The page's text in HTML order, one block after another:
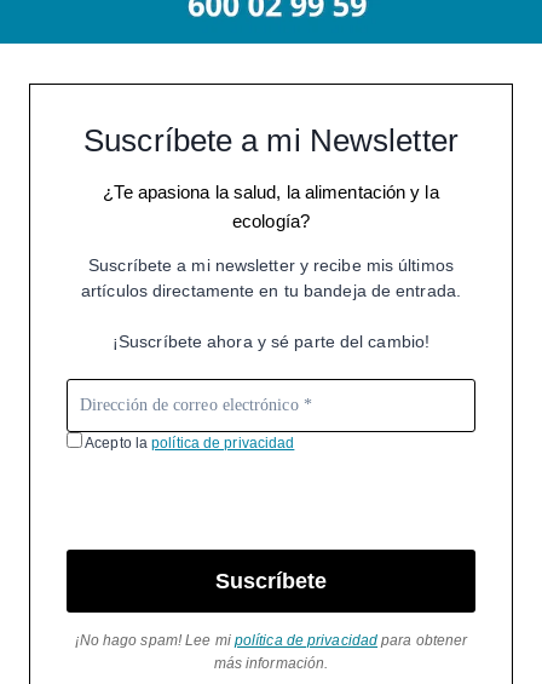
Suscríbete a mi Newsletter
¿Te apasiona la salud, la alimentación y la
ecología?
Suscríbete a mi newsletter y recibe mis últimos
artículos directamente en tu bandeja de entrada.
¡Suscríbete ahora y sé parte del cambio!
Acepto lapolítica de privacidad
Suscríbete
¡No hago spam! Lee mi política de privacidad para obtener
más información.